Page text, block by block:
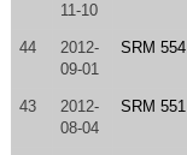
11-10
44
2012-
09-01
SRM 554
43
2012-
08-04
SRM 551